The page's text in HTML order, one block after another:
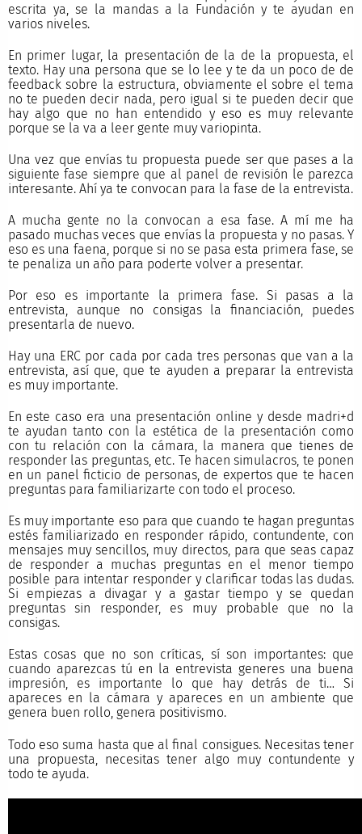
escrita ya, se la mandas a la Fundación y te ayudan en
varios niveles.
En primer lugar, la presentación de la de la propuesta, el
texto. Hay una persona que se lo lee y te da un poco de de
feedback sobre la estructura, obviamente el sobre el tema
no te pueden decir nada, pero igual si te pueden decir que
hay algo que no han entendido y eso es muy relevante
porque se la va a leer gente muy variopinta.
Una vez que envías tu propuesta puede ser que pases a la
siguiente fase siempre que al panel de revisión le parezca
interesante. Ahí ya te convocan para la fase de la entrevista.
A mucha gente no la convocan a esa fase. A mí me ha
pasado muchas veces que envías la propuesta y no pasas. Y
eso es una faena, porque si no se pasa esta primera fase, se
te penaliza un año para poderte volver a presentar.
Por eso es importante la primera fase. Si pasas a la
entrevista, aunque no consigas la financiación, puedes
presentarla de nuevo.
Hay una ERC por cada por cada tres personas que van a la
entrevista, así que, que te ayuden a preparar la entrevista
es muy importante.
En este caso era una presentación online y desde madri+d
te ayudan tanto con la estética de la presentación como
con tu relación con la cámara, la manera que tienes de
responder las preguntas, etc. Te hacen simulacros, te ponen
en un panel ficticio de personas, de expertos que te hacen
preguntas para familiarizarte con todo el proceso.
Es muy importante eso para que cuando te hagan preguntas
estés familiarizado en responder rápido, contundente, con
mensajes muy sencillos, muy directos, para que seas capaz
de responder a muchas preguntas en el menor tiempo
posible para intentar responder y clarificar todas las dudas.
Si empiezas a divagar y a gastar tiempo y se quedan
preguntas sin responder, es muy probable que no la
consigas.
Estas cosas que no son críticas, sí son importantes: que
cuando aparezcas tú en la entrevista generes una buena
impresión, es importante lo que hay detrás de ti… Si
apareces en la cámara y apareces en un ambiente que
genera buen rollo, genera positivismo.
Todo eso suma hasta que al final consigues. Necesitas tener
una propuesta, necesitas tener algo muy contundente y
todo te ayuda.